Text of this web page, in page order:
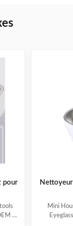
pour
&
Mini